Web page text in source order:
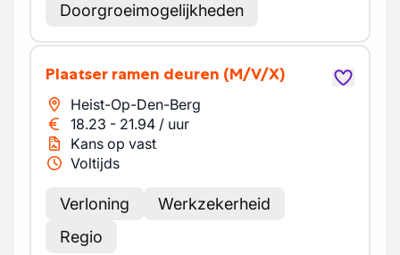
Doorgroeimogelijkheden
Plaatser ramen deuren (M/V/X)
Heist-Op-Den-Berg
18.23 - 21.94 / uur
Kans op vast
Voltijds
Verloning
Werkzekerheid
Regio